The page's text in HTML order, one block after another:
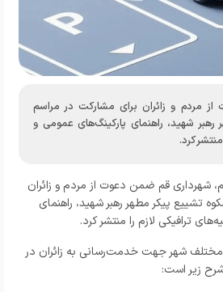
مردم و زائران برای مشارکت در مراسم
رهبر شهید، راهنمای پارکینگ‌های عمومی و
کرد.
شهرداری قم ضمن دعوت از مردم و زائران
تشییع پیکر مطهر رهبر شهید، راهنمای
ترافیکی لازم را منتشر کرد.
مختلف شهر جهت خدمت‌رسانی به زائران در
زیر است: